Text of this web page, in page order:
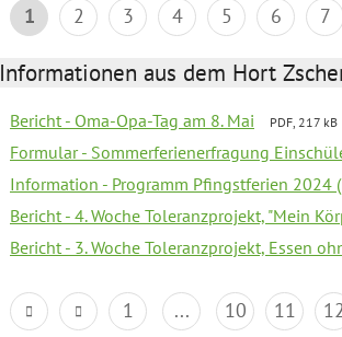
1 2 3 4 5 6 7
Informationen aus dem Hort
Bericht - Oma-Opa-Tag am 8. Mai PDF, 217 kB
Formular - Sommerferienerfragung
Information - Programm Pfingstferien 2024
Bericht - 4. Woche Toleranzprojekt, "Mein
Bericht - 3. Woche Toleranzprojekt, Essen
1 ... 10 11